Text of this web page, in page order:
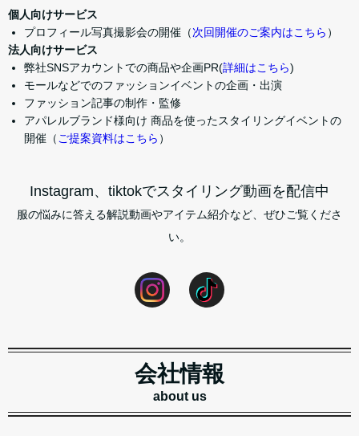
個人向けサービス
プロフィール写真撮影会の開催（次回開催のご案内はこちら ）
法人向けサービス
弊社SNSアカウントでの商品や企画PR(詳細はこちら)
モールなどでのファッションイベントの企画・出演
ファッション記事の制作・監修
アパレルブランド様向け 商品を使ったスタイリングイベントの
開催（ ご提案資料はこちら ）
Instagram、tiktokでスタイリング動画を配信中
服の悩みに答える解説動画やアイテム紹介など、ぜひご覧くださ
い。
会社情報
about us